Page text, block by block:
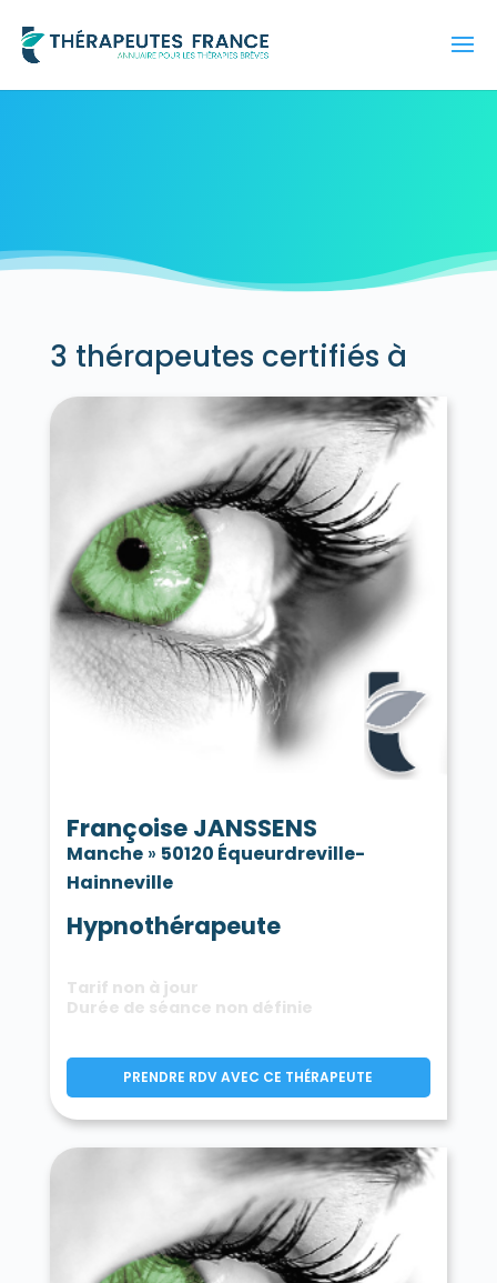
3 thérapeutes certifiés à
Françoise JANSSENS
Manche» 50120 Équeurdreville-
Hainneville
Hypnothérapeute
Tarif non à jour
Durée de séance non définie
PRENDRE RDV AVEC CE THÉRAPEUTE